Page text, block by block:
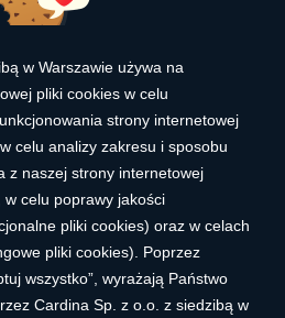
Karty Kredytowej Cardina (limitu
podstawie Umowy o Kartę):
90,51%. (RRSO) przy
kredytu (limit): 3 000,00 zł. Czas
Oprocentowanie nominalne:
Opłata za udzielenie limitu
limitu miesięcznie (49,20 zł/mies.).
zł. 12 równych rat miesięcznych w
limit 590,40 zł, opłata jednorazowa
w Warszawie używa na
pliki cookies w celu
strony internetowej
celu analizy zakresu i sposobu
z naszej strony internetowej
celu poprawy jakości
pliki cookies) oraz w celach
pliki cookies). Poprzez
wszystko”, wyrażają Państwo
Cardina Sp. z o.o. z siedzibą w